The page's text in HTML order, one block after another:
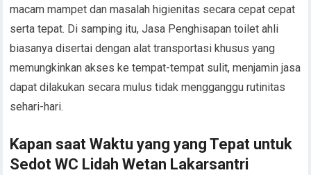
macam mampet dan masalah higienitas secara cepat cepat
serta tepat. Di samping itu, Jasa Penghisapan toilet ahli
biasanya disertai dengan alat transportasi khusus yang
memungkinkan akses ke tempat-tempat sulit, menjamin jasa
dapat dilakukan secara mulus tidak mengganggu rutinitas
sehari-hari.
Kapan saat Waktu yang yang Tepat untuk
Sedot WC Lidah Wetan Lakarsantri